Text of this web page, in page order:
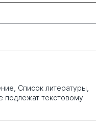
Список литературы,
подлежат текстовому